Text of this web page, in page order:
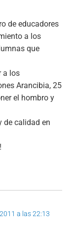
de educadores
a los
que
a los
Arancibia, 25
el hombro y
de calidad en
a las 22:13